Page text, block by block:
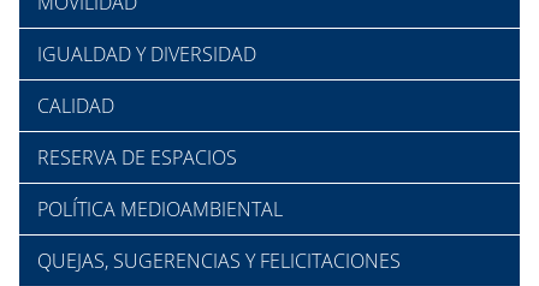
IGUALDAD Y DIVERSIDAD
CALIDAD
RESERVA DE ESPACIOS
POLÍTICA MEDIOAMBIENTAL
QUEJAS, SUGERENCIAS Y FELICITACIONES